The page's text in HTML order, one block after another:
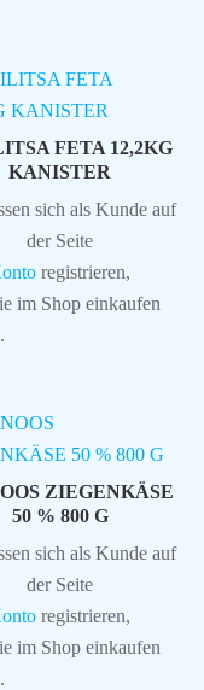
FETA 12,2KG
KANISTER
sich als Kunde auf
der Seite
registrieren,
im Shop einkaufen
ZIEGENKÄSE
50 % 800 G
sich als Kunde auf
der Seite
registrieren,
im Shop einkaufen